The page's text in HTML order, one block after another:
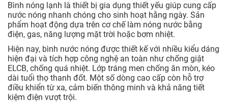
Bình nóng lạnh là thiết bị gia dụng thiết yếu giúp cung cấp
nước nóng nhanh chóng cho sinh hoạt hằng ngày. Sản
phẩm hoạt động dựa trên cơ chế làm nóng nước bằng
điện, gas, năng lượng mặt trời hoặc bơm nhiệt.
Hiện nay, bình nước nóng được thiết kế với nhiều kiểu dáng
hiện đại và tích hợp công nghệ an toàn như chống giật
ELCB, chống quá nhiệt. Lớp tráng men chống ăn mòn, kéo
dài tuổi thọ thanh đốt. Một số dòng cao cấp còn hỗ trợ
điều khiển từ xa, cảm biến thông minh và khả năng tiết
kiệm điện vượt trội.